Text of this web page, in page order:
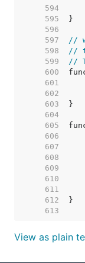
   594
   595
   596
   597
//
   598
//
   599
//
   600
   601
   602
   603
   604
   605
   606
   607
   608
   609
   610
   611
   612
   613
View as plain